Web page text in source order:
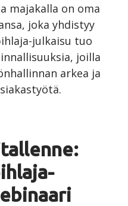
majakalla on oma
joka yhdistyy
julkaisu tuo
joilla
arkea ja